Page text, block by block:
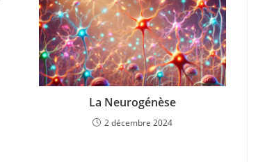
La Neurogénèse
2 décembre 2024